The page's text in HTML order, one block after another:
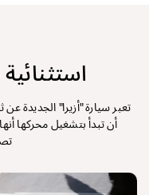
تعبر سيارة "أزيرا" الجديدة
أن تبدأ بتشغيل محركها